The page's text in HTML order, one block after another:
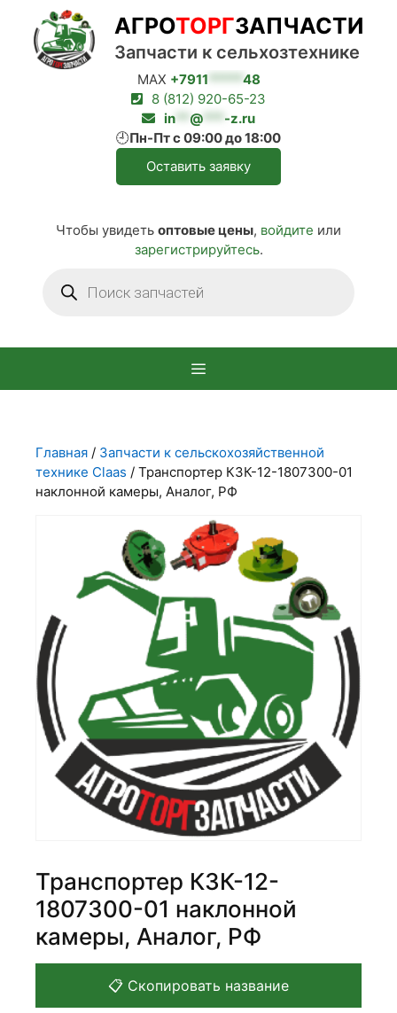
Перейти
содержимому
MAX +7911 ***** 48
8 (812) 920-65-23
in
@ *** -z.ru
🕘Пн-Пт с 09:00 до 18:00
Оставить заявку
Чтобы увидеть оптовые цены, войдите или
зарегистрируйтесь.
товаров
АГРОТОРГЗАПЧАСТИ
Запчасти к сельхозтехнике
Главная / Запчасти к сельскохозяйственной
технике Claas / Транспортер КЗК-12-1807300-01
наклонной камеры, Аналог, РФ
Транспортер КЗК-12-
1807300-01 наклонной
камеры, Аналог, РФ
📋 Скопировать название